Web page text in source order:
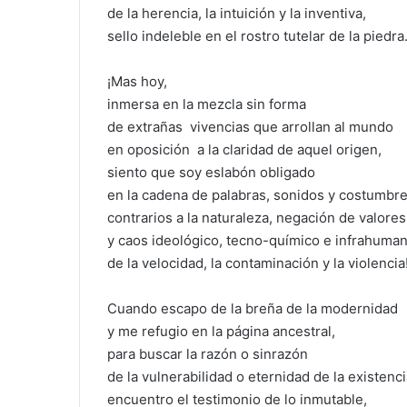
de la herencia, la intuición y la inventiva,
sello indeleble en el rostro tutelar de la piedra.
¡Mas hoy,
inmersa en la mezcla sin forma
de extrañas vivencias que arrollan al mundo
en oposición a la claridad de aquel origen,
siento que soy eslabón obligado
en la cadena de palabras, sonidos y
contrarios a la naturaleza, negación de valores
y caos ideológico, tecno-químico e
de la velocidad, la contaminación y la violencia!
Cuando escapo de la breña de la modernidad
y me refugio en la página ancestral,
para buscar la razón o sinrazón
de la vulnerabilidad o eternidad de la
encuentro el testimonio de lo inmutable,